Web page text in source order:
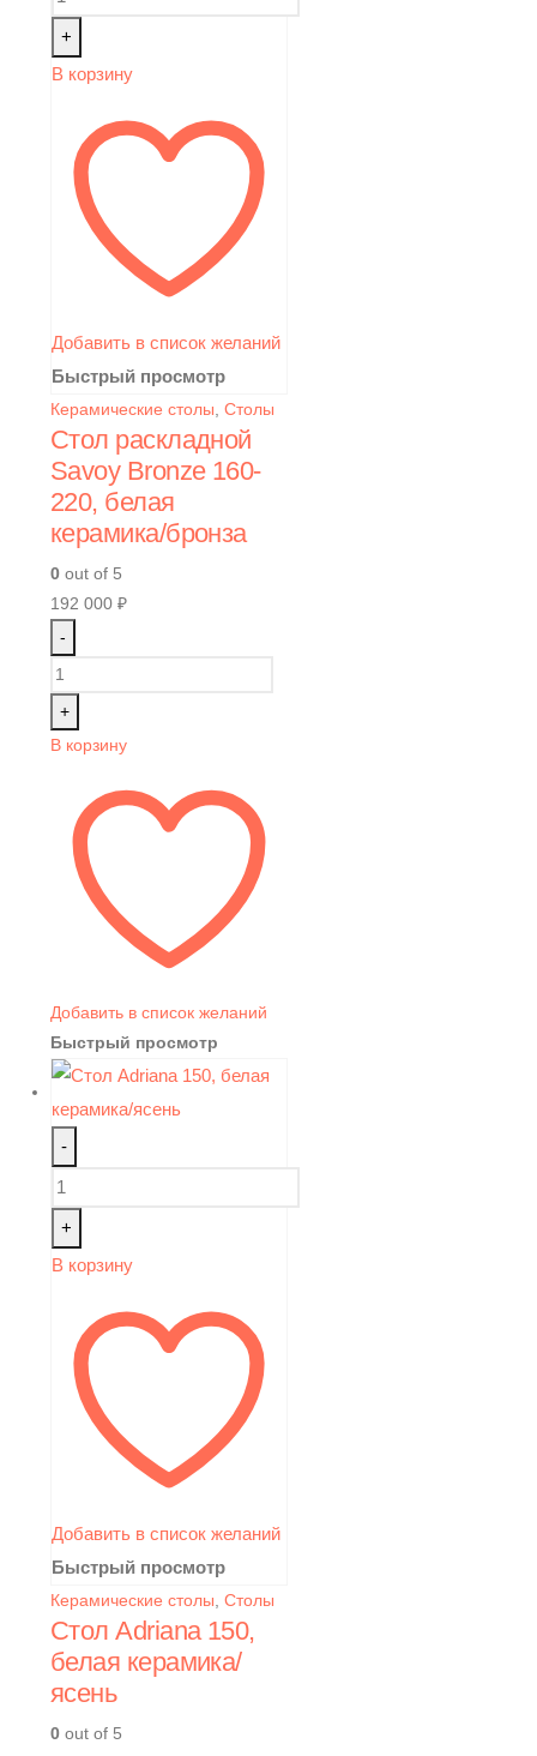
+
В корзину
Добавить в список желаний
Быстрый просмотр
Керамические столы Столы
Стол раскладной
Savoy Bronze 160-
220, белая
керамика/бронза
0 out of 5
192 000 ₽
-
+
В корзину
Добавить в список желаний
Быстрый просмотр
-
+
В корзину
Добавить в список желаний
Быстрый просмотр
Керамические столы Столы
Стол Adriana 150,
белая керамика/
ясень
0 out of 5